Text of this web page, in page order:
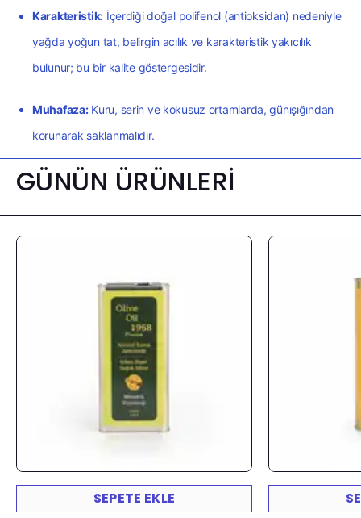
Karakteristik: İçerdiği doğal polifenol (antioksidan) nedeniyle
yağda yoğun tat, belirgin acılık ve karakteristik yakıcılık
bulunur; bu bir kalite göstergesidir.
Muhafaza:Kuru, serin ve kokusuz ortamlarda, günışığından
korunarak saklanmalıdır.
GÜNÜN ÜRÜNLERİ
SEPETE EKLE